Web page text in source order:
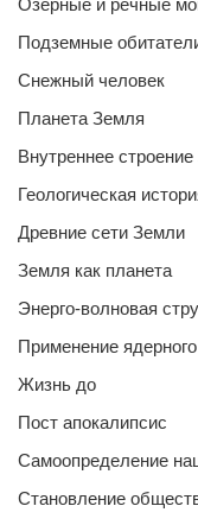
Озерные и речные
Подземные
Снежный человек
Планета Земля
Внутреннее
Геологическая
Древние сети Земли
Земля как планета
Энерго-волновая
Применение
Жизнь до
Пост апокалипсис
Самоопределение
Становление